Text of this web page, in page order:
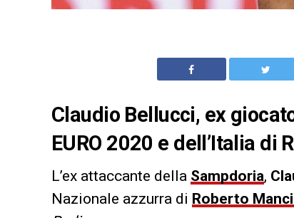
Claudio Bellucci, ex
EURO 2020 e dell’Italia
L’ex attaccante della Sampdoria,
Nazionale azzurra di Roberto